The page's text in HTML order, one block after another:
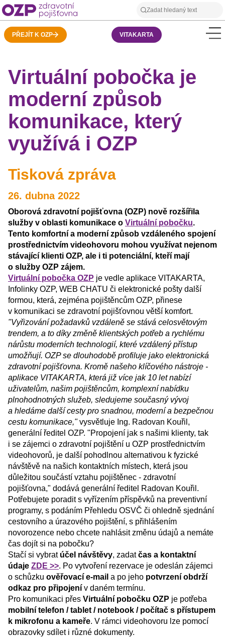
PŘEJÍT K OZP VITAKARTA
Virtuální pobočka je
moderní způsob
komunikace, který
využívá i OZP
Tisková zpráva
26. dubna 2022
Oborová zdravotní pojišťovna (OZP) nově rozšířila
služby v oblasti komunikace o Virtuální pobočku.
Tento komfortní a moderní způsob vzdáleného spojení
prostřednictvím videohovoru mohou využívat nejenom
stávající klienti OZP, ale i ti potenciální, kteří mají
o služby OZP zájem.
Virtuální pobočka OZP je vedle aplikace VITAKARTA,
Infolinky OZP, WEB CHATU či elektronické pošty další
formou, která, zejména pojištěncům OZP, přinese
v komunikaci se zdravotní pojišťovnou větší komfort.
"Vyřizování požadavků vzdáleně se stává celosvětovým
trendem, a to díky změně klientských potřeb a rychlému
nárůstu moderních technologií, které vzdálený přístup
umožňují. OZP se dlouhodobě profiluje jako elektronická
zdravotní pojišťovna. Kromě našeho klíčového nástroje -
aplikace VITAKARTA, která již více jak 10 let nabízí
uživatelům, našim pojištěncům, komplexní nabídku
plnohodnotných služeb, sledujeme současný vývoj
a hledáme další cesty pro snadnou, moderní a bezpečnou
cestu komunikace,"vysvětluje Ing. Radovan Kouřil,
generální ředitel OZP. "Propojení jak s našimi klienty, tak
i se zájemci o zdravotní pojištění u OZP prostřednictvím
videohovorů, je další pohodlnou alternativou k fyzické
návštěvě na našich kontaktních místech, která jsou
důležitou součástí vztahu pojištěnec - zdravotní
pojišťovna," dodává generální ředitel Radovan Kouřil.
Potřebujete poradit s vyřízením příspěvků na preventivní
programy, s podáním Přehledu OSVČ či ohledně sjednání
cestovního a úrazového pojištění, s přihlášením
novorozence nebo chcete nahlásit změnu údajů a nemáte
čas dojít si na pobočku?
Stačí si vybrat účel návštěvy, zadatčas a kontaktní
údaje ZDE >>. Po vytvoření rezervace je odeslán zájemci
o schůzku ověřovací e-mail a po jeho potvrzení obdrží
odkaz pro připojení v daném termínu.
Pro komunikaci přes Virtuální pobočku OZP je potřeba
mobilní telefon / tablet / notebook / počítač s přístupem
k mikrofonu a kameře. V rámci videohovoru lze pomocí
obrazovky sdílet i různé dokumenty.